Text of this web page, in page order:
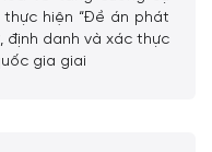
hiện “Đề án phát
định danh và xác thực
gia giai